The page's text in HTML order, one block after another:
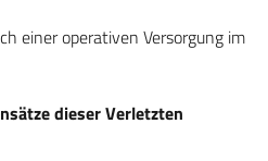
einer operativen Versorgung im
dieser Verletzten